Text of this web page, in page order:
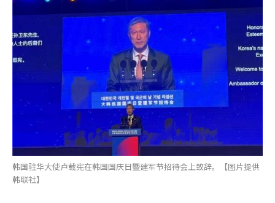
韩国驻华大使卢载宪在韩国国庆日暨建军节招待会上致辞。【图片提供
韩联社】